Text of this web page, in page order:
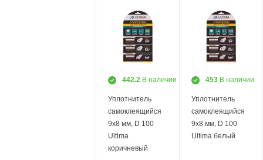
442.2 В наличии
Уплотнитель
самоклеящийся
9х8 мм, D 100
Ultima
коричневый
453 В наличии
Уплотнитель
самоклеящийся
9х8 мм, D 100
Ultima белый